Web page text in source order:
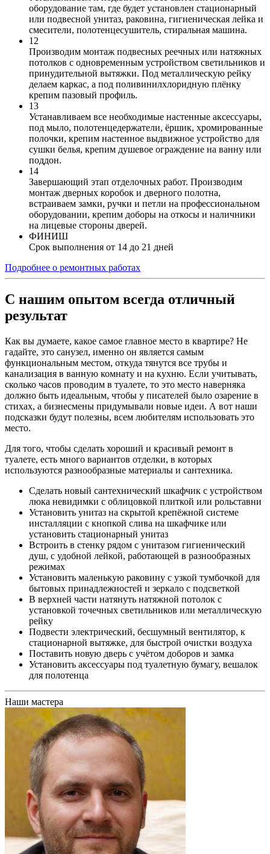
оборудование там, где будет установлен стационарный
или подвесной унитаз, раковина, гигиеническая лейка и
смесители, полотенцесушитель, стиральная машина.
12
Производим монтаж подвесных реечных или натяжных
потолков с одновременным устройством светильников и
принудительной вытяжки. Под металлическую рейку
делаем каркас, а под поливинилхлоридную плёнку
крепим пазовый профиль.
13
Устанавливаем все необходимые настенные аксессуары,
под мыло, полотенцедержатели, ёршик, хромированные
полочки, крепим настенное выдвижное устройство для
сушки белья, крепим душевое ограждение на ванну или
поддон.
14
Завершающий этап отделочных работ. Производим
монтаж дверных коробок и дверного полотна,
встраиваем замки, ручки и петли на профессиональном
оборудовании, крепим доборы на откосы и наличники
на лицевые стороны дверей.
ФИНИШ
Срок выполнения от 14 до 21 дней
Подробнее о ремонтных работах
С нашим опытом всегда отличный
результат
Как вы думаете, какое самое главное место в квартире? Не
гадайте, это санузел, именно он является самым
функциональным местом, откуда тянутся все трубы и
канализация в ванную комнату и на кухню. Если учитывать,
сколько часов проводим в туалете, то это место наверняка
должно быть идеальным, чтобы у писателей было озарение в
стихах, а бизнесмены придумывали новые идеи. А вот наши
подсказки будут полезны, всем любителям использовать это
место.
Для того, чтобы сделать хороший и красивый ремонт в
туалете, есть много вариантов отделки, в которых
используются разнообразные материалы и сантехника.
Сделать новый сантехнический шкафчик с устройством
люка невидимки с облицовкой плиткой или рольставни
Установить унитаз на скрытой крепёжной системе
инсталляции с кнопкой слива на шкафчике или
установить стационарный унитаз
Встроить в стенку рядом с унитазом гигиенический
душ, с удобной лейкой, работающей в разнообразных
режимах
Установить маленькую раковину с узкой тумбочкой для
бытовых принадлежностей и зеркало с подсветкой
В верхней части натянуть натяжной потолок с
установкой точечных светильников или металлическую
рейку
Подвести электрический, бесшумный вентилятор, к
стационарной вытяжке, для быстрой очистки воздуха
Поставить новую дверь с учётом доборов и замка
Установить аксессуары под туалетную бумагу, вешалок
для полотенца
Наши мастера